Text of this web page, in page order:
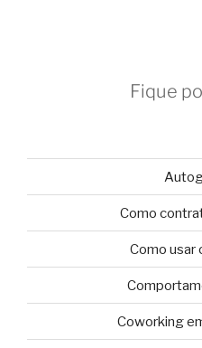
Fique
Como
Como usar
Coworking